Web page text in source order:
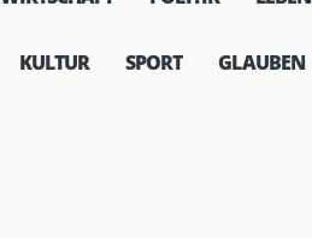
KULTUR SPORT GLAUBEN